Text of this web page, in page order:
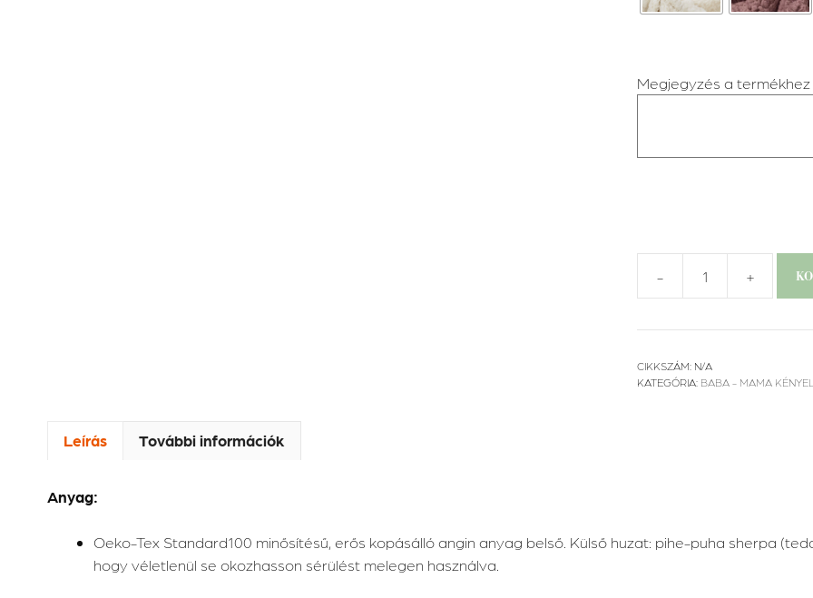
Megjegyzés a termékhez
-
Sópárna
sóval
+
CIKKSZÁM: N/A
KATEGÓRIA: BABA - MAMA
Leírás További információk
Anyag:
Oeko-Tex Standard100 minősítésű, erős kopásálló angin anyag belső. Külső huzat: pihe-puha sherpa
hogy véletlenül se okozhasson sérülést melegen használva.